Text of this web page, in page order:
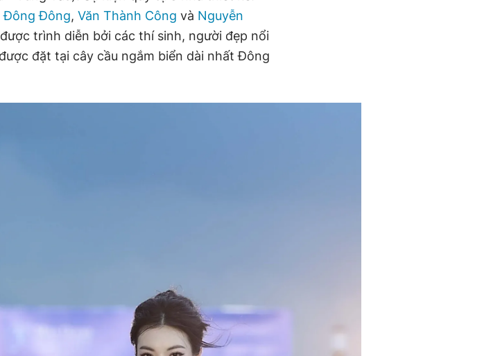
Đông Đông, Văn Thành Công và Nguyễn
trình diễn bởi các thí sinh, người đẹp nổi
đặt tại cây cầu ngắm biển dài nhất Đông